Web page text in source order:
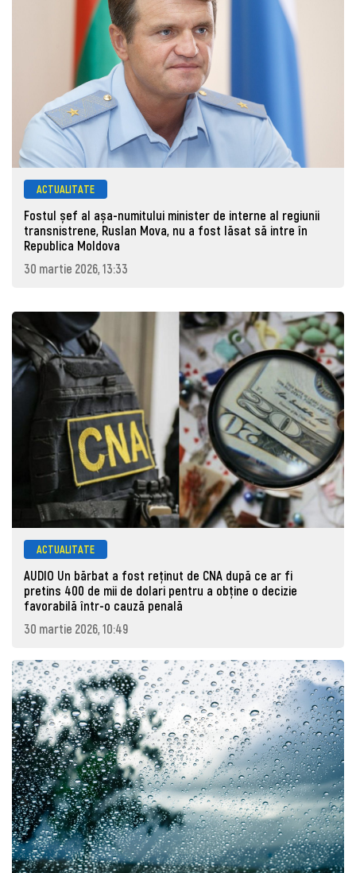
ACTUALITATE
Fostul șef al așa-numitului minister de interne al regiunii
transnistrene, Ruslan Mova, nu a fost lăsat să intre în
Republica Moldova
30 martie 2026, 13:33
ACTUALITATE
AUDIO Un bărbat a fost reținut de CNA după ce ar fi
pretins 400 de mii de dolari pentru a obține o decizie
favorabilă într-o cauză penală
30 martie 2026, 10:49